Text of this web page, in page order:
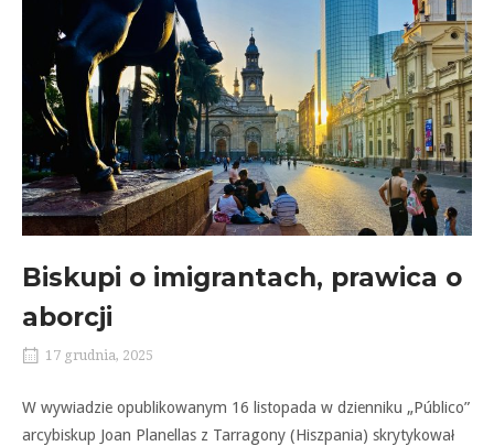
Biskupi o imigrantach, prawica o
aborcji
17 grudnia, 2025
W wywiadzie opublikowanym 16 listopada w dzienniku „Público”
arcybiskup Joan Planellas z Tarragony (Hiszpania) skrytykował